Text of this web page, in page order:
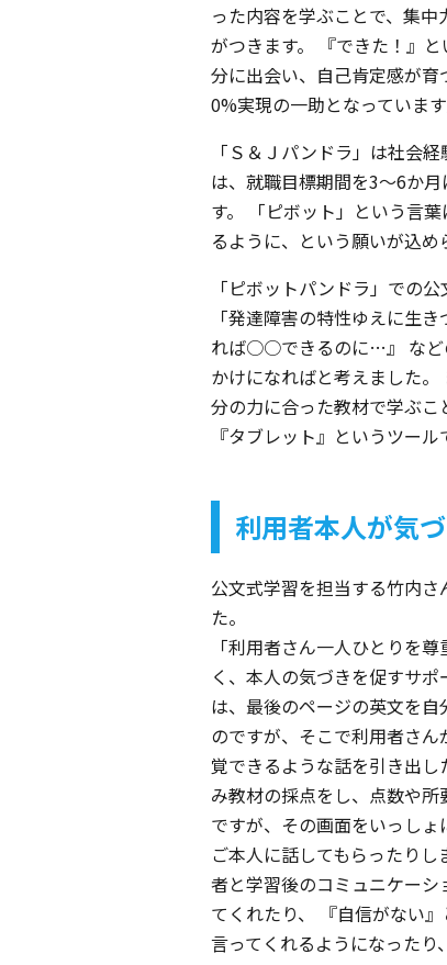
った内容を学ぶことで、集
がつきます。 『できた！』
分に出会い、自己肯定感が
0%実現の一助となっています
「Ｓ＆Ｊパンドラ」は社会
は、就職目標期間を3～6か
す。 「ピボット」という言
るように、という願いが込め
「ピボットパンドラ」での
「発達障害の特性ゆえに生
れば○○できるのに…』 など
かけになればと考えました
分の力に合った教材で学ぶ
『タブレット』というツー
利用者本人が気
公文式学習を担当する竹内
た。
「利用者さん一人ひとりを
く、本人の気づきを促すサ
は、最後のページの英文を
のですが、そこで利用者さ
覚できるような話を引き出
み教材の採点をし、点数や
ですが、その画面をいっし
ご本人に話してもらったり
者と学習後のコミュニケー
てくれたり、 『自信がない
言ってくれるようになったり